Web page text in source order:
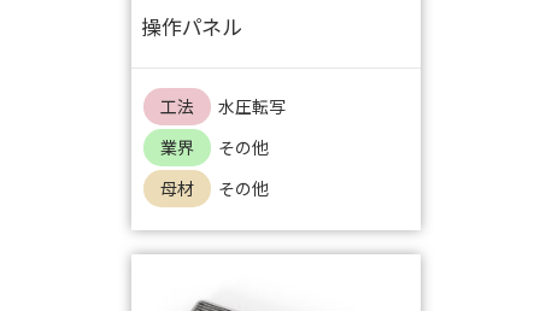
操作パネル
工法
水圧転写
業界
その他
母材
その他